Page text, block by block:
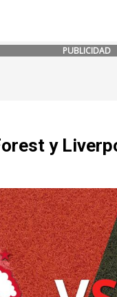
PUBLICIDAD
y